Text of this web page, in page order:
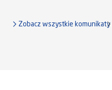
Zobacz wszystkie komunikaty